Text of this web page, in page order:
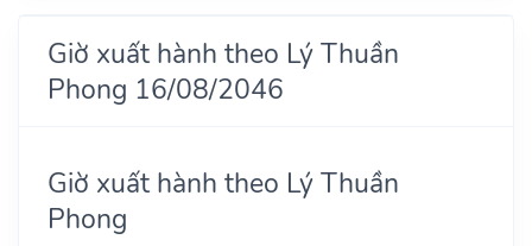
Giờ xuất hành theo Lý Thuần
Phong 16/08/2046
Giờ xuất hành theo Lý Thuần
Phong